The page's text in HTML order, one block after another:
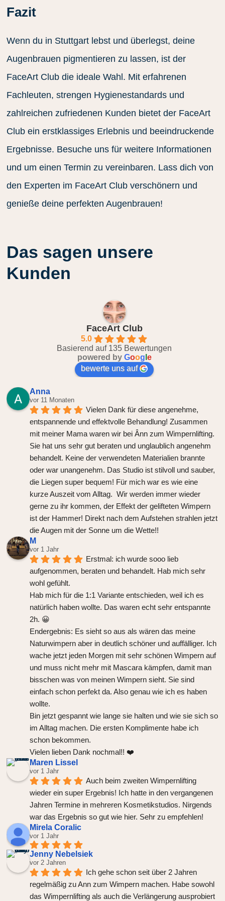
Fazit
Wenn du in Stuttgart lebst und überlegst, deine
Augenbrauen pigmentieren zu lassen, ist der
FaceArt Club die ideale Wahl. Mit erfahrenen
Fachleuten, strengen Hygienestandards und
zahlreichen zufriedenen Kunden bietet der FaceArt
Club ein erstklassiges Erlebnis und beeindruckende
Ergebnisse. Besuche uns für weitere Informationen
und um einen Termin zu vereinbaren. Lass dich von
den Experten im FaceArt Club verschönern und
genieße deine perfekten Augenbrauen!
Das sagen unsere
Kunden
FaceArt Club
5.0
Basierend auf 135 Bewertungen
powered by Goog e
bewerte uns auf
Anna
vor 11 Monaten
Vielen Dank für diese angenehme,
entspannende und effektvolle Behandlung! Zusammen
mit meiner Mama waren wir bei Ânn zum Wimpernlifting.
Sie hat uns sehr gut beraten und unglaublich angenehm
behandelt. Keine der verwendeten Materialien brannte
oder war unangenehm. Das Studio ist stilvoll und sauber,
die Liegen super bequem! Für mich war es wie eine
kurze Auszeit vom Alltag.  Wir werden immer wieder
gerne zu ihr kommen, der Effekt der gelifteten Wimpern
ist der Hammer! Direkt nach dem Aufstehen strahlen jetzt
die Augen mit der Sonne um die Wette!!
M
vor 1 Jahr
Erstmal: ich wurde sooo lieb
aufgenommen, beraten und behandelt. Hab mich sehr
wohl gefühlt.
Hab mich für die 1:1 Variante entschieden, weil ich es
natürlich haben wollte. Das waren echt sehr entspannte
2h. 😀
Endergebnis: Es sieht so aus als wären das meine
Naturwimpern aber in deutlich schöner und auffälliger. Ich
wache jetzt jeden Morgen mit sehr schönen Wimpern auf
und muss nicht mehr mit Mascara kämpfen, damit man
bisschen was von meinen Wimpern sieht. Sie sind
einfach schon perfekt da. Also genau wie ich es haben
wollte.
Bin jetzt gespannt wie lange sie halten und wie sie sich so
im Alltag machen. Die ersten Komplimente habe ich
schon bekommen.
Vielen lieben Dank nochmal!! ❤️
Maren Lissel
vor 1 Jahr
Auch beim zweiten Wimpernlifting
wieder ein super Ergebnis! Ich hatte in den vergangenen
Jahren Termine in mehreren Kosmetikstudios. Nirgends
war das Ergebnis so gut wie hier. Sehr zu empfehlen!
Mirela Coralic
vor 1 Jahr
Jenny Nebelsiek
vor 2 Jahren
Ich gehe schon seit über 2 Jahren
regelmäßig zu Ann zum Wimpern machen. Habe sowohl
das Wimpernlifting als auch die Verlängerung ausprobiert